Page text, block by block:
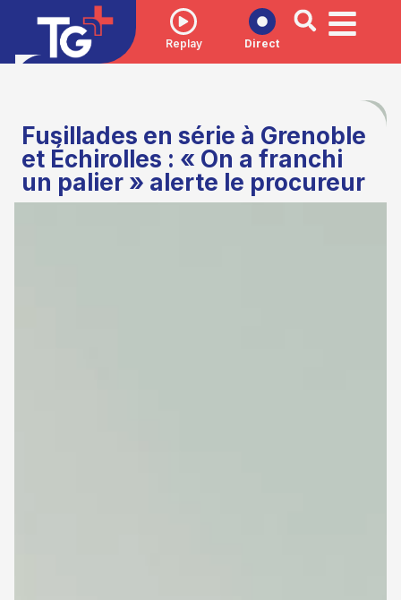
Replay Direct
Fusillades en série à Grenoble
et Échirolles : « On a franchi
un palier » alerte le procureur